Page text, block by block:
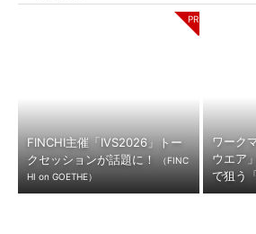
FINCHI主催「IVS2026」トー
クセッションが話題に！
（FINC
HI on GOETHE）
ワーク
ウエア
で狙う